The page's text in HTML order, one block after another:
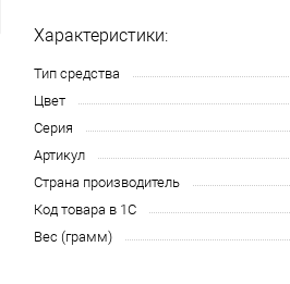
Характеристики:
Тип средства
Цвет
Серия
Артикул
Страна производитель
Код товара в 1С
Вес (грамм)